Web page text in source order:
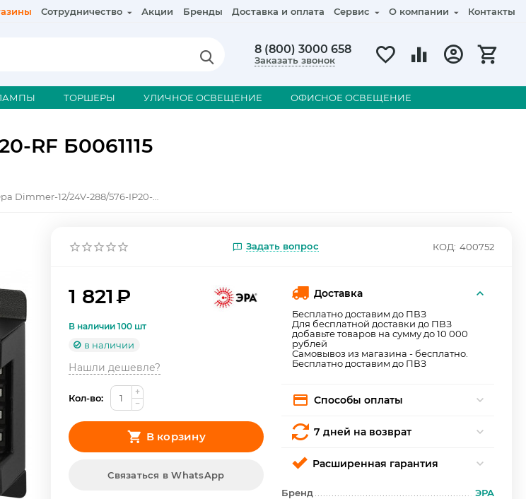
Сотрудничество Акции Бренды Доставка и оплата Сервис О компании Контакты
8 (800) 3000 658
Заказать звонок
ТОРШЕРЫ УЛИЧНОЕ ОСВЕЩЕНИЕ ОФИСНОЕ ОСВЕЩЕНИЕ
RF Б0061115
Задать вопрос КОД: 400752
1 821₽
В наличии 100 шт
в наличии
Нашли дешевле?
Кол-во:
+
−
В корзину
Связаться в WhatsApp
Доставка
Бесплатно доставим до ПВЗ
Для бесплатной доставки до ПВЗ
добавьте товаров на сумму до 10 000
рублей
Самовывоз из магазина - бесплатно.
Бесплатно доставим до ПВЗ
Способы оплаты
7 дней на возврат
Расширенная гарантия
Бренд ЭРА